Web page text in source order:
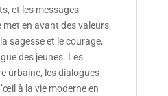
et les messages
en avant des valeurs
sagesse et le courage,
des jeunes. Les
urbaine, les dialogues
à la vie moderne en